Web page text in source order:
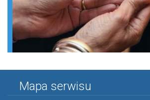
Mapa serwisu